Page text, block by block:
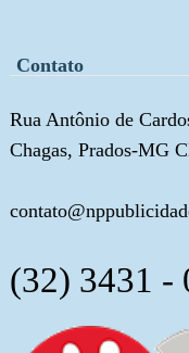
Contato
Rua Antônio de
Chagas, Prados-MG
(32) 3431 -